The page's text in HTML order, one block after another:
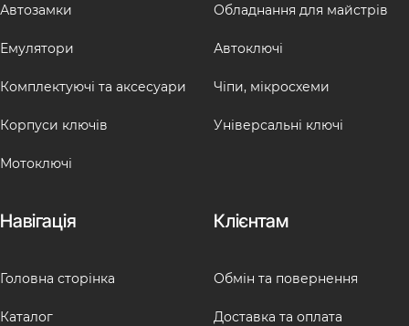
Автозамки
Емулятори
Комплектуючі та аксесуари
Корпуси ключів
Мотоключі
Обладнання для майстрів
Автоключі
Чіпи, мікросхеми
Універсальні ключі
Навігація
Головна сторінка
Каталог
Клієнтам
Обмін та повернення
Доставка та оплата